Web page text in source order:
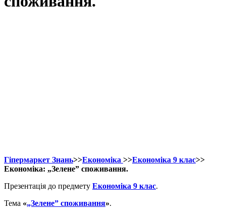
Гіпермаркет Знань>>Економіка >>Економіка 9 клас>>
Економіка: „Зелене” споживання.
Презентація до предмету Економіка 9 клас.
Тема «„Зелене” споживання».